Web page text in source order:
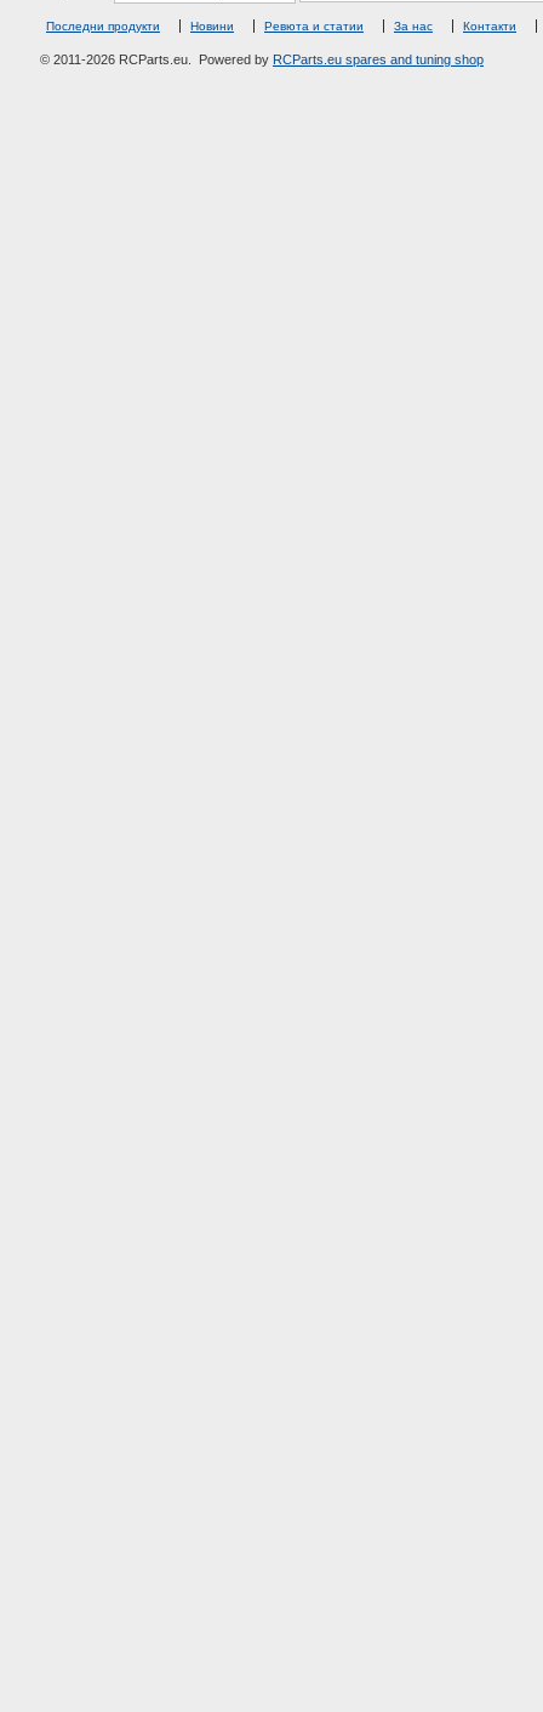
Последни продукти Новини Ревюта и статии За нас Контакти
© 2011-2026 RCParts.eu. Powered by RCParts.eu spares and tuning shop